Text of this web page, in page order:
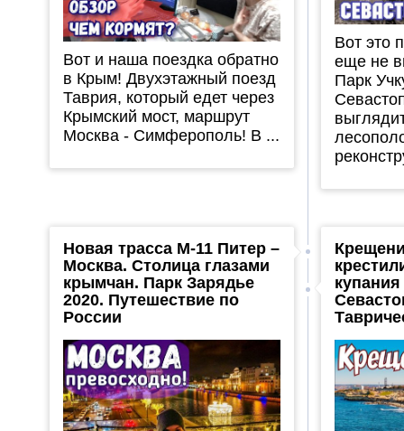
Вот это
еще не
Парк
Вот и наша поездка обратно
в Крым! Двухэтажный поезд
Таврия, который едет через
Крымский мост, маршрут
Москва - Симферополь! В ...
Новая трасса М-11 Питер –
Москва. Столица глазами
крымчан. Парк Зарядье
2020. Путешествие по
России